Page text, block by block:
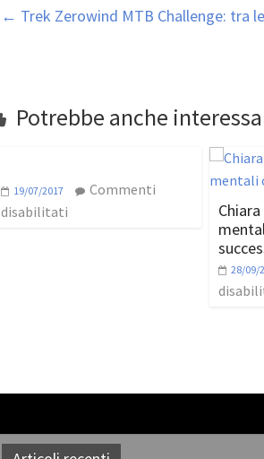
← Trek Zerowind MTB Challenge: tra
Potrebbe anche
19/07/2017
Commenti
disabilitati
28/09/